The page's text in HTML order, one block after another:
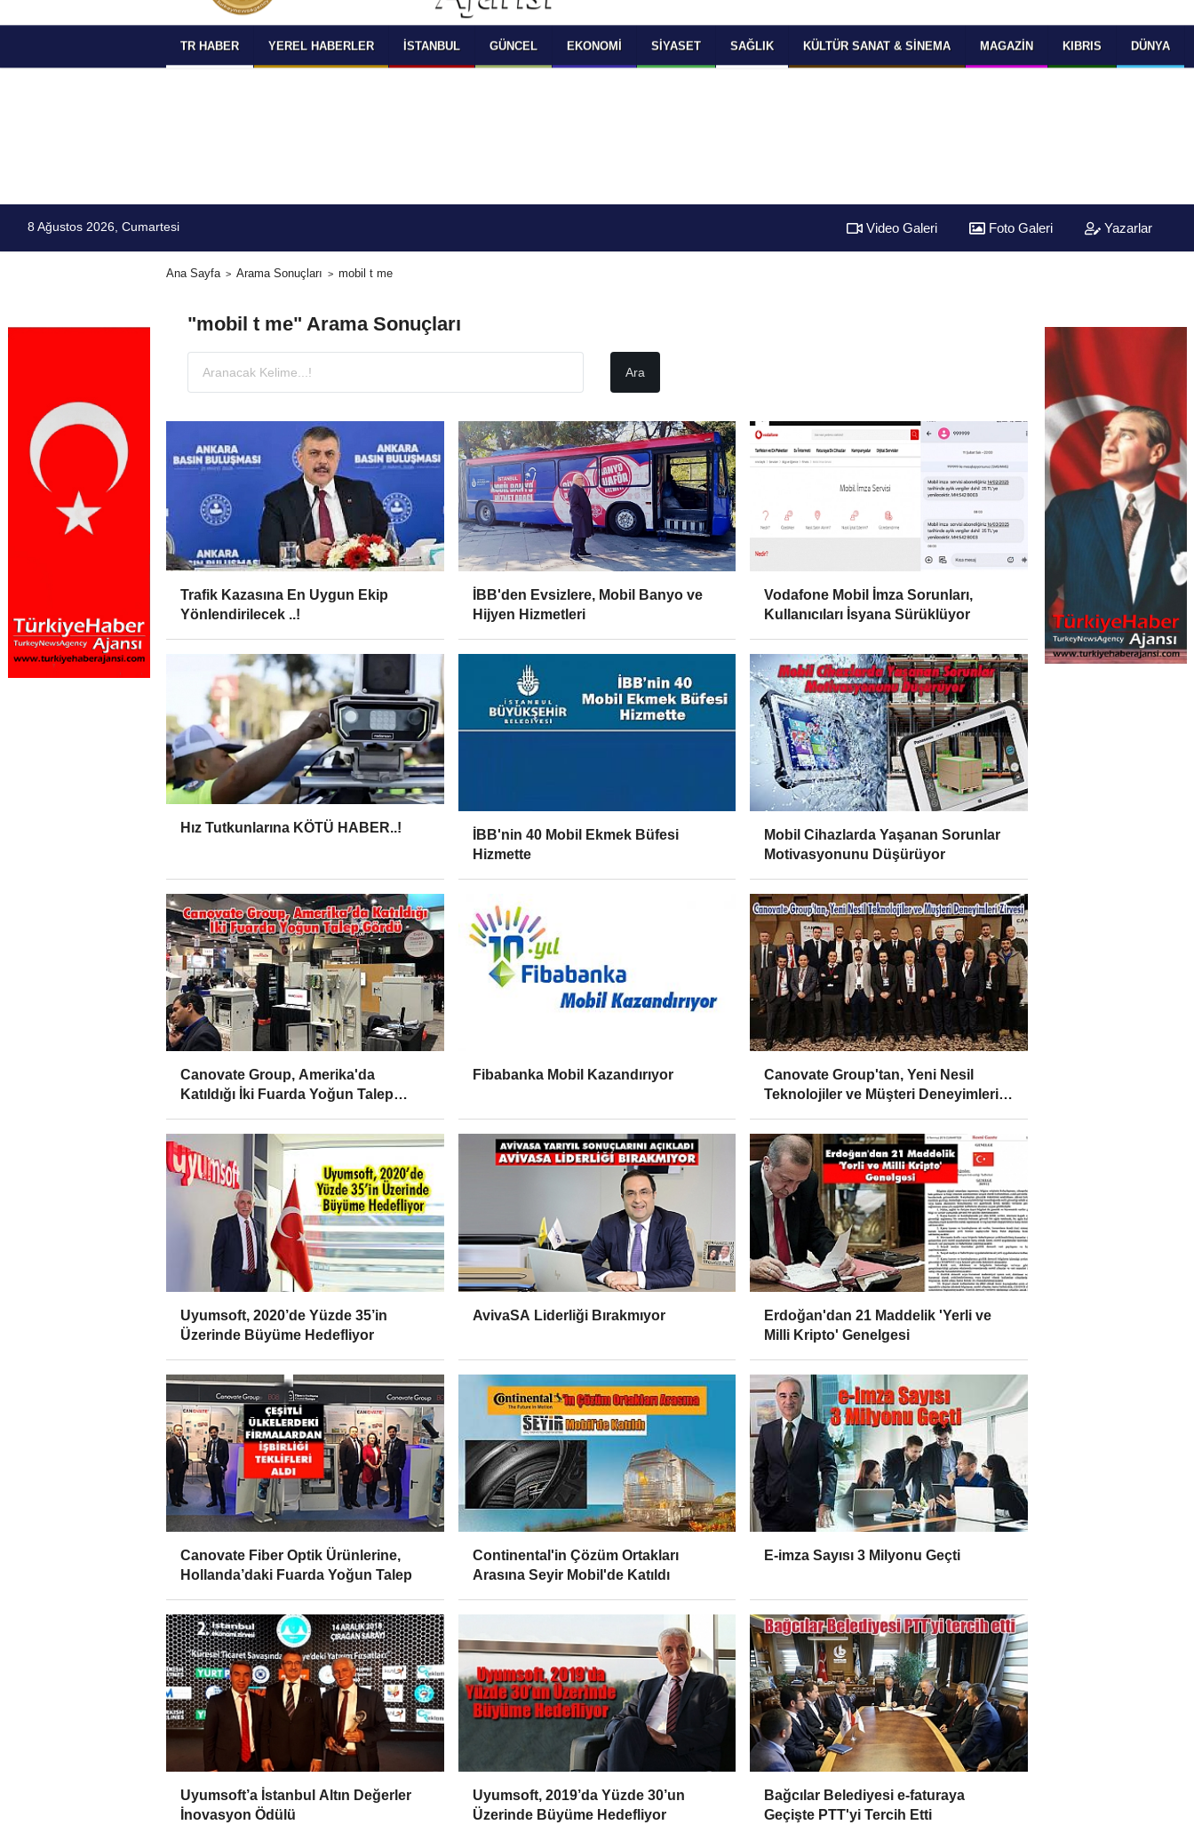
SELECT LANGUAGE YOU WOULD TO READ
OKUMAK İSTEDİĞİNİZ DİLİ SEÇİNİZ
Powered by
Translate
TR HABER YEREL HABERLER İSTANBUL GÜNCEL EKONOMI SIYASET SAĞLIK KÜLTÜR SANAT & SINEMA MAGAZIN KIBRIS DÜNYA
8 Ağustos 2026, Cumartesi Video Galeri Foto Galeri Yazarlar
Ana Sayfa Arama Sonuçları mobil t me
"mobil t me" Arama Sonuçları
Trafik Kazasına En Uygun Ekip
Yönlendirilecek ..!
İBB'den Evsizlere, Mobil Banyo ve
Hijyen Hizmetleri
Vodafone Mobil İmza Sorunları,
Kullanıcıları İsyana Sürüklüyor
Hız Tutkunlarına KÖTÜ HABER..!
İBB'nin 40 Mobil Ekmek Büfesi
Hizmette
Mobil Cihazlarda Yaşanan Sorunlar
Motivasyonunu Düşürüyor
Canovate Group, Amerika'da
Katıldığı İki Fuarda Yoğun Talep
Fibabanka Mobil Kazandırıyor
Canovate Group'tan, Yeni Nesil
Teknolojiler ve Müşteri Deneyimleri
Uyumsoft, 2020’de Yüzde 35’in
Üzerinde Büyüme Hedefliyor
AvivaSA Liderliği Bırakmıyor
Erdoğan'dan 21 Maddelik 'Yerli ve
Milli Kripto' Genelgesi
Canovate Fiber Optik Ürünlerine,
Hollanda’daki Fuarda Yoğun Talep
Continental'in Çözüm Ortakları
Arasına Seyir Mobil'de Katıldı
E-imza Sayısı 3 Milyonu Geçti
Uyumsoft’a İstanbul Altın Değerler
İnovasyon Ödülü
Uyumsoft, 2019’da Yüzde 30’un
Üzerinde Büyüme Hedefliyor
Bağcılar Belediyesi e-faturaya
Geçişte PTT'yi Tercih Etti